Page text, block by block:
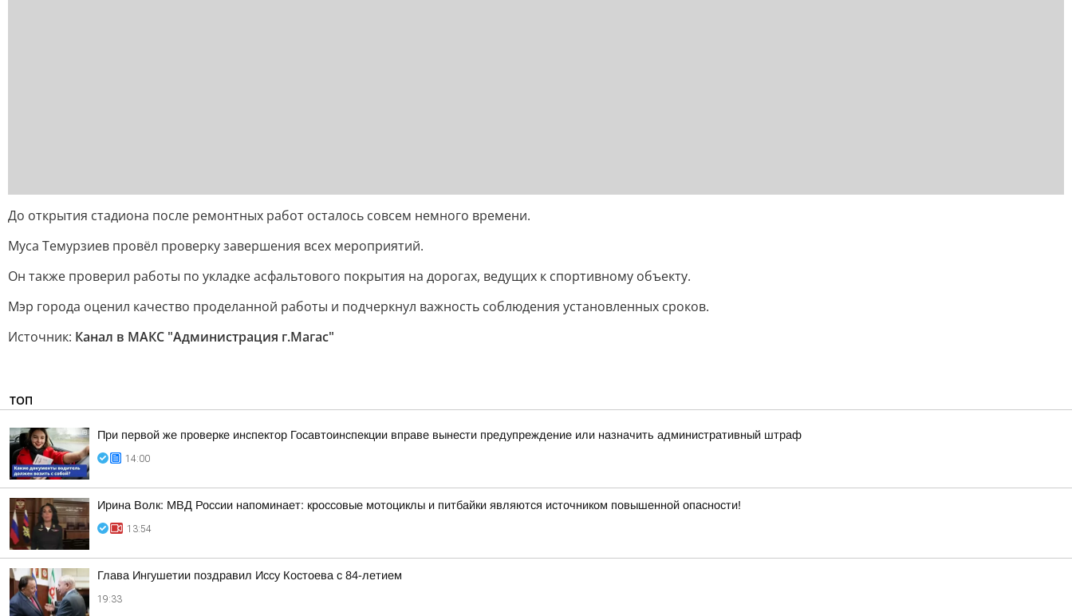
До открытия стадиона после ремонтных работ осталось совсем немного времени.
Муса Темурзиев провёл проверку завершения всех мероприятий.
Он также проверил работы по укладке асфальтового покрытия на дорогах, ведущих к спортивному объекту.
Мэр города оценил качество проделанной работы и подчеркнул важность соблюдения установленных сроков.
Источник: Канал в МАКС "Администрация г.Магас"
ТОП
При первой же проверке инспектор Госавтоинспекции вправе вынести предупреждение или назначить административный штраф
14:00
Ирина Волк: МВД России напоминает: кроссовые мотоциклы и питбайки являются источником повышенной опасности!
13:54
Глава Ингушетии поздравил Иссу Костоева с 84-летием
19:33